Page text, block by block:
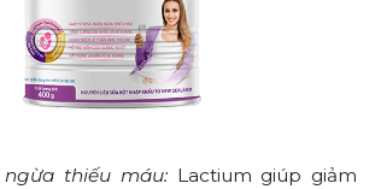
ngừa thiếu máu:Lactium giúp giảm